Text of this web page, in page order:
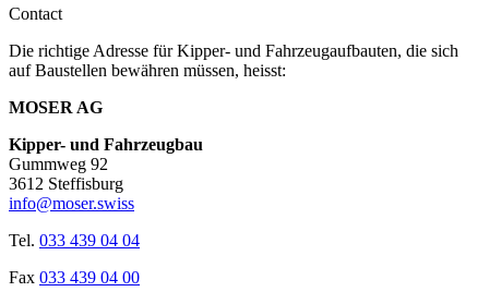
Contact
Die richtige Adresse für Kipper- und Fahrzeugaufbauten, die sich
auf Baustellen bewähren müssen, heisst:
MOSER AG
Kipper- und Fahrzeugbau
Gummweg 92
3612 Steffisburg
info@moser.swiss
Tel. 033 439 04 04
Fax 033 439 04 00